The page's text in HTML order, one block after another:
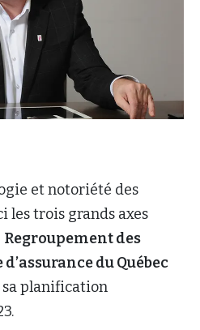
et notoriété des
les trois grands axes
Regroupement des
du Québec
sa planification